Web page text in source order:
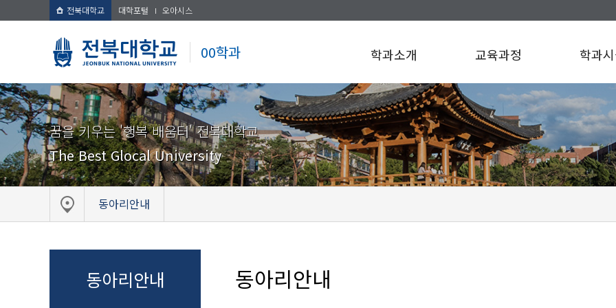
전북대학교 대학포털 오아시스
00학과 학과소개 교육과정 학과
꿈을 키우는 '행복 배움터' 전북대학교
The Best Glocal University
동아리안내
동아리안내 동아리안내